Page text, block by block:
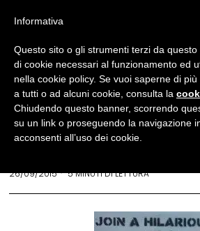
Politica
L’obsolescenza
programmata
e le sue
YURI CASCASI
26/09/2015 5 MINUTI DI LETTURA
Informativa
Questo sito o gli strumenti terzi da
di cookie necessari al funzionamento ed
nella cookie policy. Se vuoi saperne di
a tutti o ad alcuni cookie, consulta la
Chiudendo questo banner, scorrendo
su un link o proseguendo la navigazione
acconsenti all’uso dei cookie.